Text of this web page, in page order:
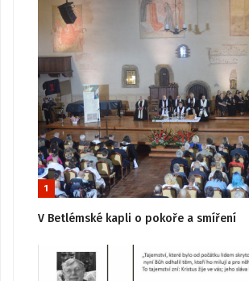
1
V Betlémské kapli o pokoře a smíření